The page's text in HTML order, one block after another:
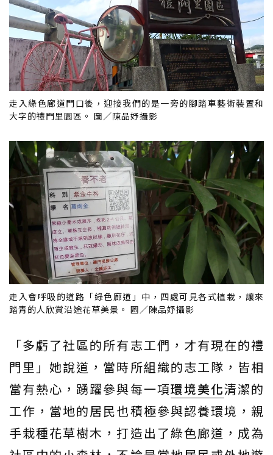
走入綠色廊道門口後，迎接我們的是一旁的腳踏車藝術裝置和
大字的禮門里園區。 圖／陳品妤攝影
走入會呼吸的道路「綠色廊道」中，四處可見各式植栽，讓來
踏青的人欣賞沿途花草美景。 圖／陳品妤攝影
「多虧了社區的所有志工們，才有現在的禮
門里」她說道，當時所組織的志工隊，皆相
當有熱心，踴躍參與每一項環境美化清潔的
工作，當地的居民也積極參與認養環境，親
手栽種花草樹木，打造出了綠色廊道，成為